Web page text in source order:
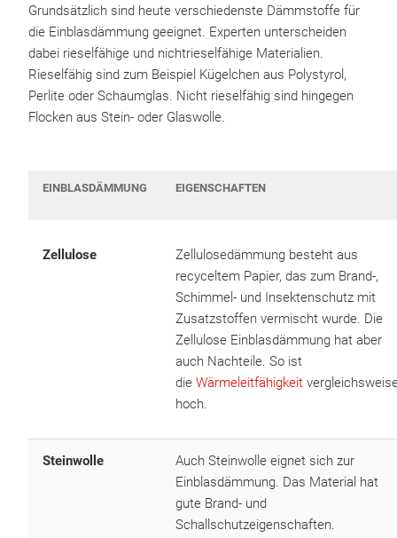
Grundsätzlich sind heute verschiedenste Dämmstoffe für
die Einblasdämmung geeignet. Experten unterscheiden
dabei rieselfähige und nichtrieselfähige Materialien.
Rieselfähig sind zum Beispiel Kügelchen aus Polystyrol,
Perlite oder Schaumglas. Nicht rieselfähig sind hingegen
Flocken aus Stein- oder Glaswolle.
EINBLASDÄMMUNG EIGENSCHAFTEN
Zellulose
Zellulosedämmung besteht aus
recyceltem Papier, das zum Brand-,
Schimmel- und Insektenschutz mit
Zusatzstoffen vermischt wurde. Die
Zellulose Einblasdämmung hat aber
auch Nachteile. So ist
die Wärmeleitfähigkeit
hoch.
Steinwolle
Auch Steinwolle eignet sich zur
Einblasdämmung. Das Material hat
gute Brand- und
Schallschutzeigenschaften.